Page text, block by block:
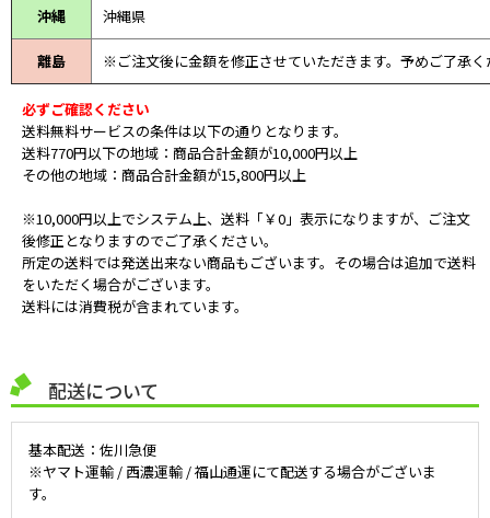
沖縄 沖縄県
離島 ※ご注文後に金額を修正させていただきます。予めご了承く
必ずご確認ください
送料無料サービスの条件は以下の通りとなります。
送料770円以下の地域：商品合計金額が10,000円以上
その他の地域：商品合計金額が15,800円以上
※10,000円以上でシステム上、送料「￥0」表示になりますが、ご注文
後修正となりますのでご了承ください。
所定の送料では発送出来ない商品もございます。その場合は追加で送料
をいただく場合がございます。
送料には消費税が含まれています。
配送について
基本配送：佐川急便
※ヤマト運輸 / 西濃運輸 / 福山通運にて配送する場合がございま
す。